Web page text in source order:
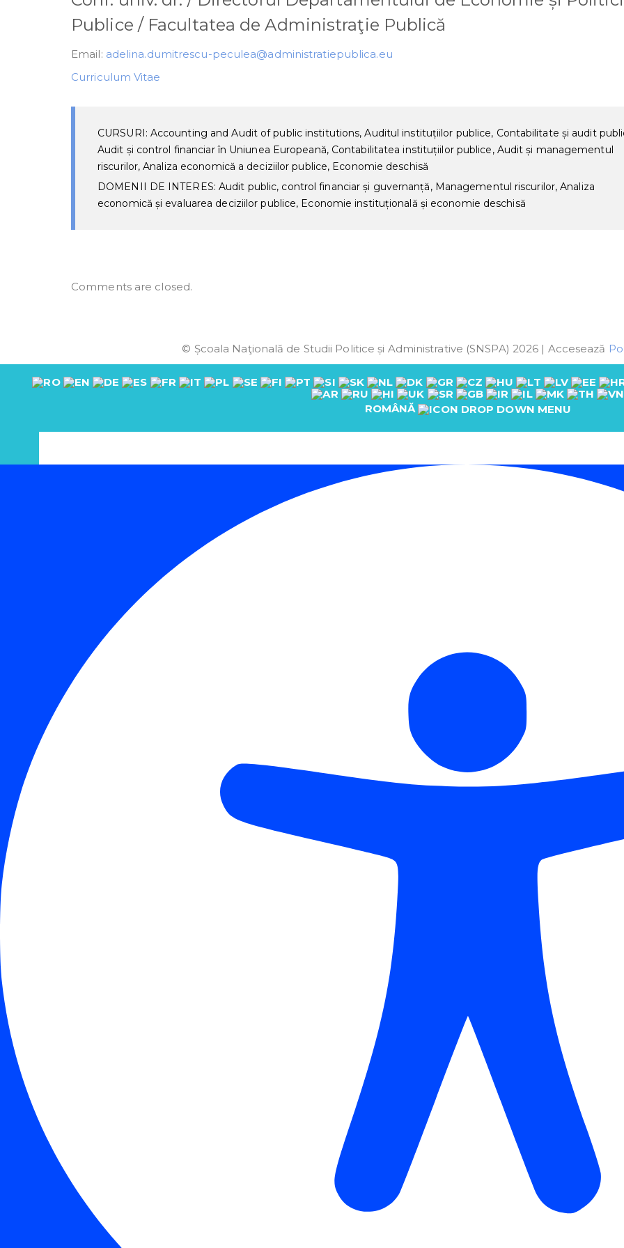
Publice / Facultatea de Administraţie Publică
Email: adelina.dumitrescu-peculea@administratiepublica.eu
Curriculum Vitae
CURSURI: Accounting and Audit of public institutions, Auditul instituțiilor publice, Contabilitate și audit
Audit și control financiar în Uniunea Europeană, Contabilitatea instituțiilor publice, Audit și managementul
riscurilor, Analiza economică a deciziilor publice, Economie deschisă
DOMENII DE INTERES: Audit public, control financiar și guvernanță, Managementul riscurilor, Analiza
economică și evaluarea deciziilor publice, Economie instituțională și economie deschisă
Comments are closed.
© Școala Naţională de Studii Politice și Administrative (SNSPA) 2026 | Accesează
ROMÂNĂ